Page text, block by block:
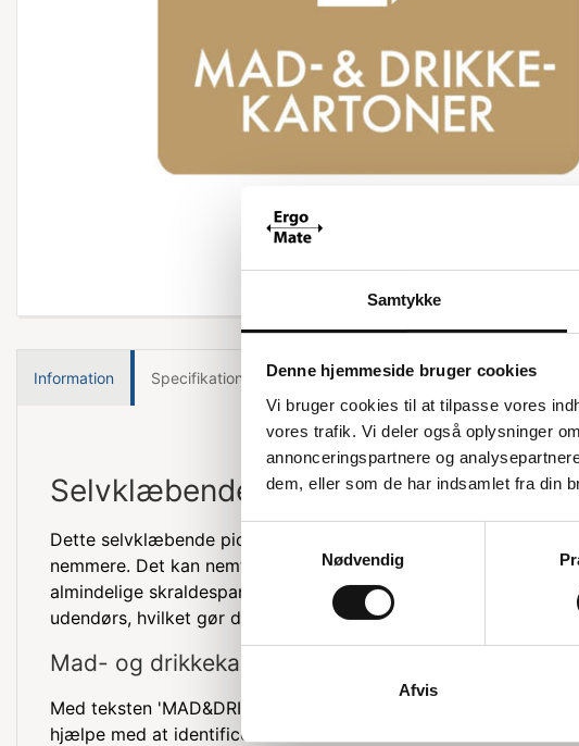
Samtykke
Denne hjemmeside bruger cookies
Vi bruger cookies til at tilpasse vores
vores trafik. Vi deler også oplysninger
annonceringspartnere og
dem, eller som de har indsamlet fra din
Samtykkevalg
Nødvendig
Afvis
Information Specifikationer
Selvklæbende pictogram til
Dette selvklæbende pictogram er designet til at gøre
nemmere. Det kan nemt sættes på både
almindelige skraldespande. Pictogrammet er vaskbart og kan
udendørs, hvilket gør det praktisk til mange forskellige miljøer.
Mad- og drikkekartoner
Med teksten 'MAD&DRIKKE-KARTONER' er dette pictogram
hjælpe med at identificere den rette beholder til kartoner fra